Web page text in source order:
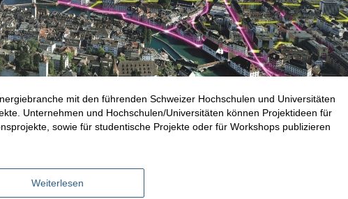
mit den führenden Schweizer Hochschulen und Universitäten
Unternehmen und Hochschulen/Universitäten können Projektideen für
sowie für studentische Projekte oder für Workshops publizieren
Weiterlesen